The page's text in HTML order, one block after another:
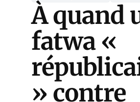
À quand
fatwa «
» contre